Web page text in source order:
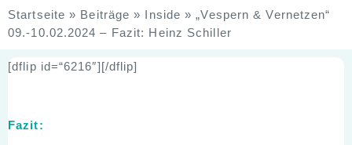
Startseite » Beiträge » Inside »„Vespern & Vernetzen“
09.-10.02.2024 – Fazit: Heinz Schiller
[dflip id=“6216″][/dflip]
Fazit: